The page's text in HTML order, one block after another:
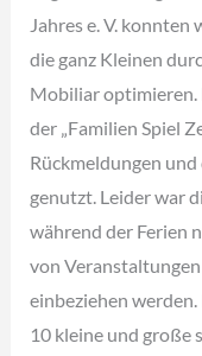
Jahres e. V.
die ganz Kleinen
Mobiliar optimieren.
der „Familien Spiel
Rückmeldungen
genutzt. Leider war
während der Ferien
von
einbeziehen
10 kleine und große